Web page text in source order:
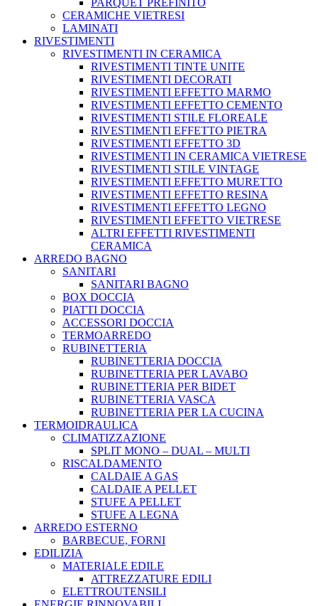
PARQUET PREFINITO
CERAMICHE VIETRESI
LAMINATI
RIVESTIMENTI
RIVESTIMENTI IN CERAMICA
RIVESTIMENTI TINTE UNITE
RIVESTIMENTI DECORATI
RIVESTIMENTI EFFETTO MARMO
RIVESTIMENTI EFFETTO CEMENTO
RIVESTIMENTI STILE FLOREALE
RIVESTIMENTI EFFETTO PIETRA
RIVESTIMENTI EFFETTO 3D
RIVESTIMENTI IN CERAMICA VIETRESE
RIVESTIMENTI STILE VINTAGE
RIVESTIMENTI EFFETTO MURETTO
RIVESTIMENTI EFFETTO RESINA
RIVESTIMENTI EFFETTO LEGNO
RIVESTIMENTI EFFETTO VIETRESE
ALTRI EFFETTI RIVESTIMENTI
CERAMICA
ARREDO BAGNO
SANITARI
SANITARI BAGNO
BOX DOCCIA
PIATTI DOCCIA
ACCESSORI DOCCIA
TERMOARREDO
RUBINETTERIA
RUBINETTERIA DOCCIA
RUBINETTERIA PER LAVABO
RUBINETTERIA PER BIDET
RUBINETTERIA VASCA
RUBINETTERIA PER LA CUCINA
TERMOIDRAULICA
CLIMATIZZAZIONE
SPLIT MONO – DUAL – MULTI
RISCALDAMENTO
CALDAIE A GAS
CALDAIE A PELLET
STUFE A PELLET
STUFE A LEGNA
ARREDO ESTERNO
BARBECUE, FORNI
EDILIZIA
MATERIALE EDILE
ATTREZZATURE EDILI
ELETTROUTENSILI